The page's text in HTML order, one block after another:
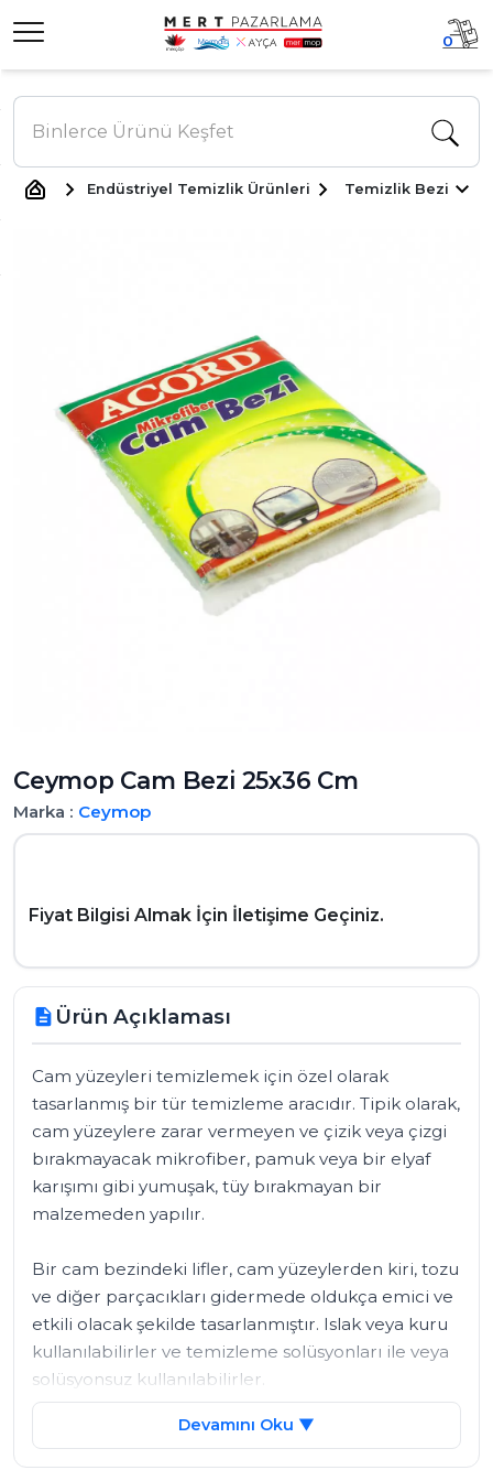
0
Endüstriyel Temizlik Ürünleri Temizlik Bezi
Ceymop Cam Bezi 25x36 Cm
Marka : Ceymop
Fiyat Bilgisi Almak İçin İletişime Geçiniz.
description Ürün Açıklaması
Cam yüzeyleri temizlemek için özel olarak
tasarlanmış bir tür temizleme aracıdır. Tipik olarak,
cam yüzeylere zarar vermeyen ve çizik veya çizgi
bırakmayacak mikrofiber, pamuk veya bir elyaf
karışımı gibi yumuşak, tüy bırakmayan bir
malzemeden yapılır.
Bir cam bezindeki lifler, cam yüzeylerden kiri, tozu
ve diğer parçacıkları gidermede oldukça emici ve
etkili olacak şekilde tasarlanmıştır. Islak veya kuru
kullanılabilirler ve temizleme solüsyonları ile veya
solüsyonsuz kullanılabilirler.
Cam bezleri çok yönlüdür ve pencereler, aynalar,
cam masa üstleri ve hatta araba camları gibi çeşitli
Devamını Oku ▼